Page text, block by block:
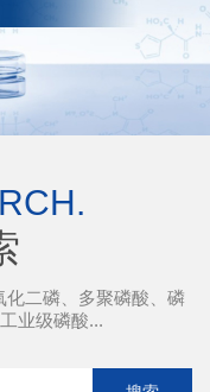
二磷、多聚磷酸、磷
业级磷酸...